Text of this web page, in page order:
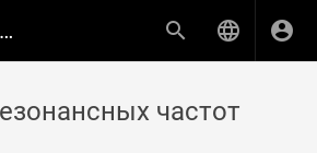
Stereotech Поддержка
частот